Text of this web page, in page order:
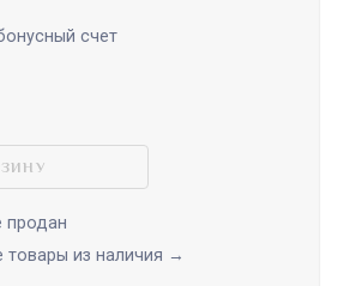
счет
продан
товары из наличия →